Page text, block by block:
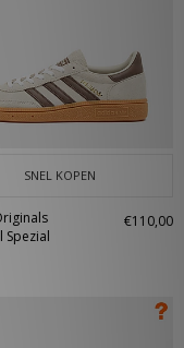
SNEL KOPEN
Spezial
€110,00